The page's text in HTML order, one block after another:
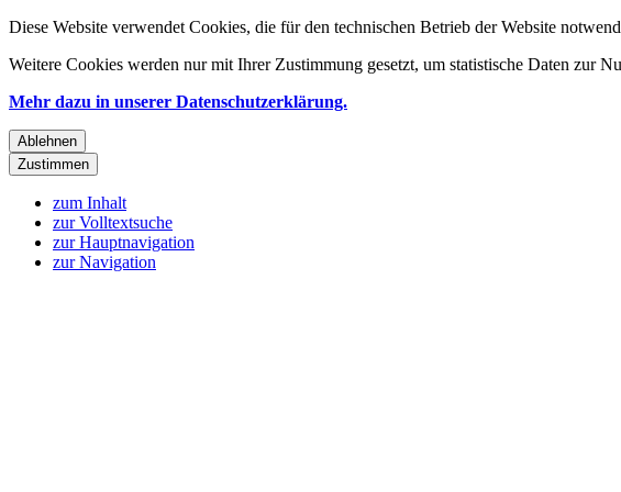
Diese Website verwendet Cookies, die für den technischen Betrieb der Website
Weitere Cookies werden nur mit Ihrer Zustimmung gesetzt, um statistische Daten zur
Mehr dazu in unserer Datenschutzerklärung.
Ablehnen
Zustimmen
zum Inhalt
zur Volltextsuche
zur Hauptnavigation
zur Navigation